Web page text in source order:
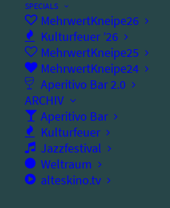
SPECIALS
MehrwertKneipe26
Kulturfeuer ’26
MehrwertKneipe25
MehrwertKneipe24
Aperitivo Bar 2.0
ARCHIV
Aperitivo Bar
Kulturfeuer
Jazzfestival
Weltraum
alteskino.tv
Swing-Party mit Live-Band
Sonntag, 27.12.2026
Beginn:
Einlass:
Ort: